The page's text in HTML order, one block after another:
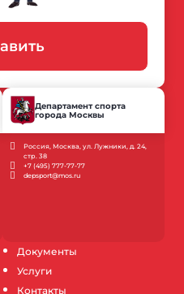
Документы
Услуги
Контакты
Департамент спорта
города Москвы
Россия, Москва, ул. Лужники, д. 24,
стр. 38
+7 (495) 777-77-77
depsport@mos.ru